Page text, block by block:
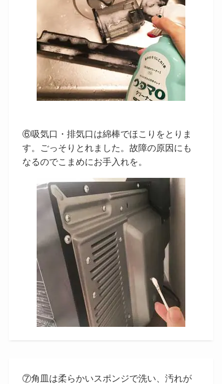
⑥吸気口・排気口は綿棒でほこりをとりま
す。ごっそりとれました。故障の原因にも
なるのでこまめにお手入れを。
⑦角皿は柔らかいスポンジで洗い、汚れが